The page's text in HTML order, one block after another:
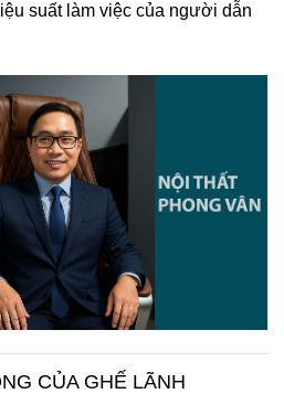
suất làm việc của người dẫn
CỦA GHẾ LÃNH